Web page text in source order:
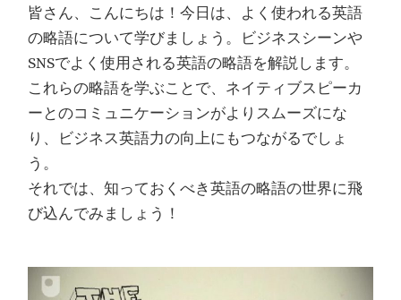
皆さん、こんにちは！今日は、よく使われる英語
の略語について学びましょう。ビジネスシーンや
SNSでよく使用される英語の略語を解説します。
これらの略語を学ぶことで、ネイティブスピーカ
ーとのコミュニケーションがよりスムーズにな
り、ビジネス英語力の向上にもつながるでしょ
う。
それでは、知っておくべき英語の略語の世界に飛
び込んでみましょう！